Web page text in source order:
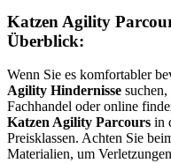
Katzen Agility
Überblick:
Wenn Sie es komfortabler
Agility Hindernisse
Fachhandel oder online
Katzen Agility Parcours in
Preisklassen. Achten Sie
Materialien, um